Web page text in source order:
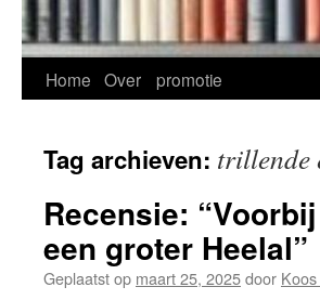
Home Over promotie
Tag archieven: trillende
Recensie:
een groter Heelal”
Geplaatst op maart 25, 2025door